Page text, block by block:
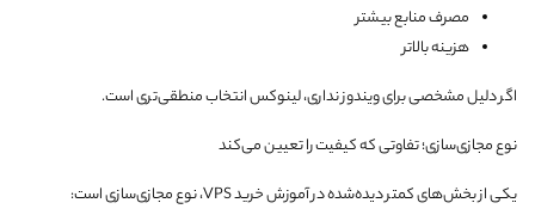
مصرف منابع بیشتر
هزینه بالاتر
اگر دلیل مشخصی برای ویندوز نداری، لینوکس انتخاب منطقی‌تری است.
نوع مجازی‌سازی؛ تفاوتی که کیفیت را تعیین می‌کند
یکی از بخش‌های کمتر دیده‌شده در آموزش خرید VPS، نوع مجازی‌سازی است: